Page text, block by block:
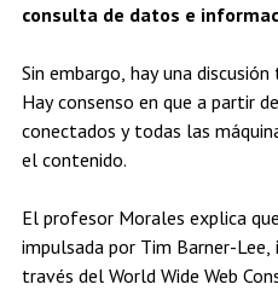
consulta de datos e
Sin embargo, hay una
Hay consenso en que a partir
conectados y todas las
el contenido.
El profesor Morales explica
impulsada por Tim Barner-
través del World Wide Web